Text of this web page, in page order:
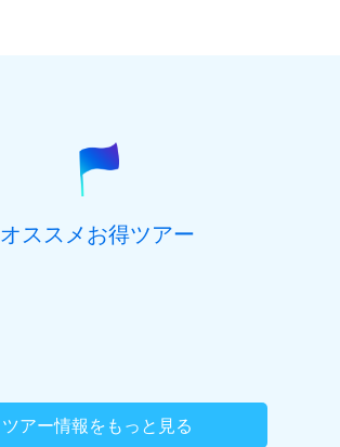
オススメお得ツアー
ツアー情報をもっと見る